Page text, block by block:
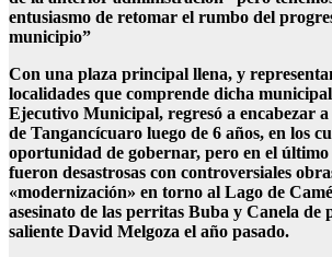
entusiasmo de retomar el rumbo del
municipio”
Con una plaza principal llena, y
localidades que comprende dicha
Ejecutivo Municipal, regresó a encabezar
de Tangancícuaro luego de 6 años, en los
oportunidad de gobernar, pero en el último
fueron desastrosas con controversiales
«modernización» en torno al Lago de
asesinato de las perritas Buba y Canela de
saliente David Melgoza el año pasado.